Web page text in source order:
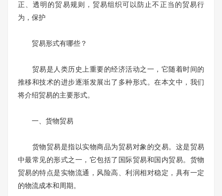
正、透明的贸易规则，贸易组织可以防止不正当的贸易行
为，保护
贸易形式有哪些？
贸易是人类历史上重要的经济活动之一，它随着时间的
推移和技术的进步逐渐发展出了多种形式。在本文中，我们
将介绍贸易的主要形式。
一、货物贸易
货物贸易是指以实物商品为贸易对象的交易。这是贸易
中最常见的形式之一，它包括了国际贸易和国内贸易。货物
贸易的特点是实物流通，风险高、利润相对稳定，具有一定
的物流成本和周期。